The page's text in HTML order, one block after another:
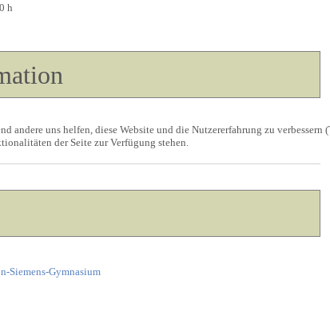
h
Siemens-Gymnasium
uns helfen, diese Website und die Nutzererfahrung zu
der Seite zur Verfügung stehen.